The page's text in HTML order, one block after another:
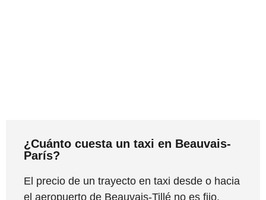
¿Cuánto cuesta un taxi en Beauvais-
París?
El precio de un trayecto en taxi desde o hacia
el aeropuerto de Beauvais-Tillé no es fijo.